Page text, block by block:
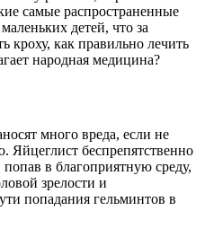
самые распространенные
детей, что за
кроху, как правильно лечить
народная медицина?
много вреда, если не
Яйцеглист беспрепятственно
в благоприятную среду,
зрелости и
попадания гельминтов в